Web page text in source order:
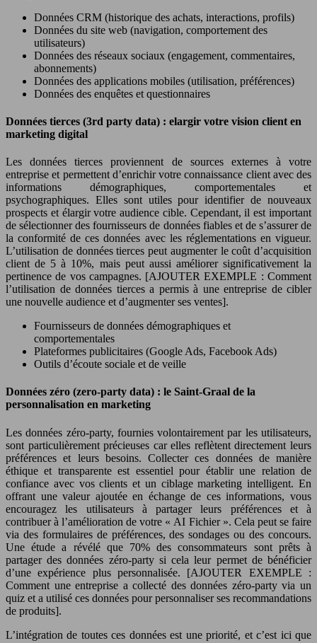
Données CRM (historique des achats, interactions, profils)
Données du site web (navigation, comportement des
utilisateurs)
Données des réseaux sociaux (engagement, commentaires,
abonnements)
Données des applications mobiles (utilisation, préférences)
Données des enquêtes et questionnaires
Données tierces (3rd party data) : elargir votre vision client en
marketing digital
Les données tierces proviennent de sources externes à votre
entreprise et permettent d’enrichir votre connaissance client avec des
informations démographiques, comportementales et
psychographiques. Elles sont utiles pour identifier de nouveaux
prospects et élargir votre audience cible. Cependant, il est important
de sélectionner des fournisseurs de données fiables et de s’assurer de
la conformité de ces données avec les réglementations en vigueur.
L’utilisation de données tierces peut augmenter le coût d’acquisition
client de 5 à 10%, mais peut aussi améliorer significativement la
pertinence de vos campagnes. [AJOUTER EXEMPLE : Comment
l’utilisation de données tierces a permis à une entreprise de cibler
une nouvelle audience et d’augmenter ses ventes].
Fournisseurs de données démographiques et
comportementales
Plateformes publicitaires (Google Ads, Facebook Ads)
Outils d’écoute sociale et de veille
Données zéro (zero-party data) : le Saint-Graal de la
personnalisation en marketing
Les données zéro-party, fournies volontairement par les utilisateurs,
sont particulièrement précieuses car elles reflètent directement leurs
préférences et leurs besoins. Collecter ces données de manière
éthique et transparente est essentiel pour établir une relation de
confiance avec vos clients et un ciblage marketing intelligent. En
offrant une valeur ajoutée en échange de ces informations, vous
encouragez les utilisateurs à partager leurs préférences et à
contribuer à l’amélioration de votre « AI Fichier ». Cela peut se faire
via des formulaires de préférences, des sondages ou des concours.
Une étude a révélé que 70% des consommateurs sont prêts à
partager des données zéro-party si cela leur permet de bénéficier
d’une expérience plus personnalisée. [AJOUTER EXEMPLE :
Comment une entreprise a collecté des données zéro-party via un
quiz et a utilisé ces données pour personnaliser ses recommandations
de produits].
L’intégration de toutes ces données est une priorité, et c’est ici que